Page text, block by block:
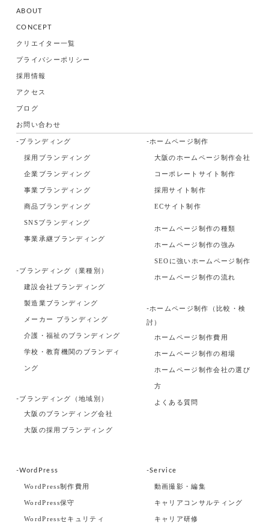
ABOUT
CONCEPT
クリエイター一覧
プライバシーポリシー
採用情報
アクセス
ブログ
お問い合わせ
-ブランディング
採用ブランディング
企業ブランディング
事業ブランディング
商品ブランディング
SNSブランディング
事業承継ブランディング
-ブランディング（業種別）
建設会社ブランディング
製造業ブランディング
メーカー ブランディング
介護・福祉のブランディング
学校・教育機関のブランディ
ング
-ブランディング（地域別）
大阪のブランディング会社
大阪の採用ブランディング
-ホームページ制作
大阪のホームページ制作会社
コーポレートサイト制作
採用サイト制作
ECサイト制作
ホームページ制作の種類
ホームページ制作の強み
SEOに強いホームページ制作
ホームページ制作の流れ
-ホームページ制作（比較・検
討）
ホームページ制作費用
ホームページ制作の相場
ホームページ制作会社の選び
方
よくある質問
-WordPress
WordPress制作費用
WordPress保守
WordPressセキュリティ
-Service
動画撮影・編集
キャリアコンサルティング
キャリア研修